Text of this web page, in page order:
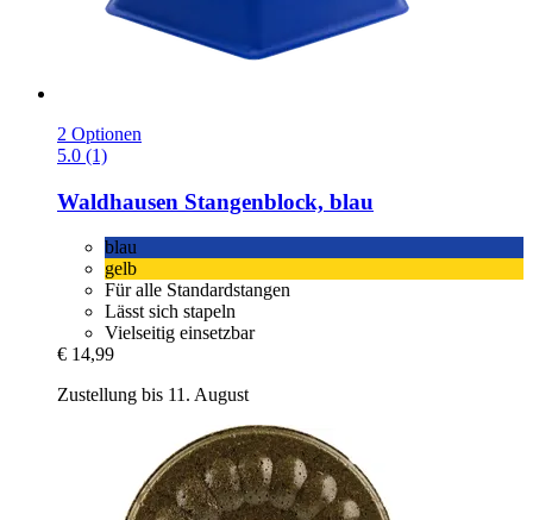
2 Optionen
5.0 (1)
Waldhausen Stangenblock, blau
blau
gelb
Für alle Standardstangen
Lässt sich stapeln
Vielseitig einsetzbar
€ 14,99
Zustellung bis 11. August